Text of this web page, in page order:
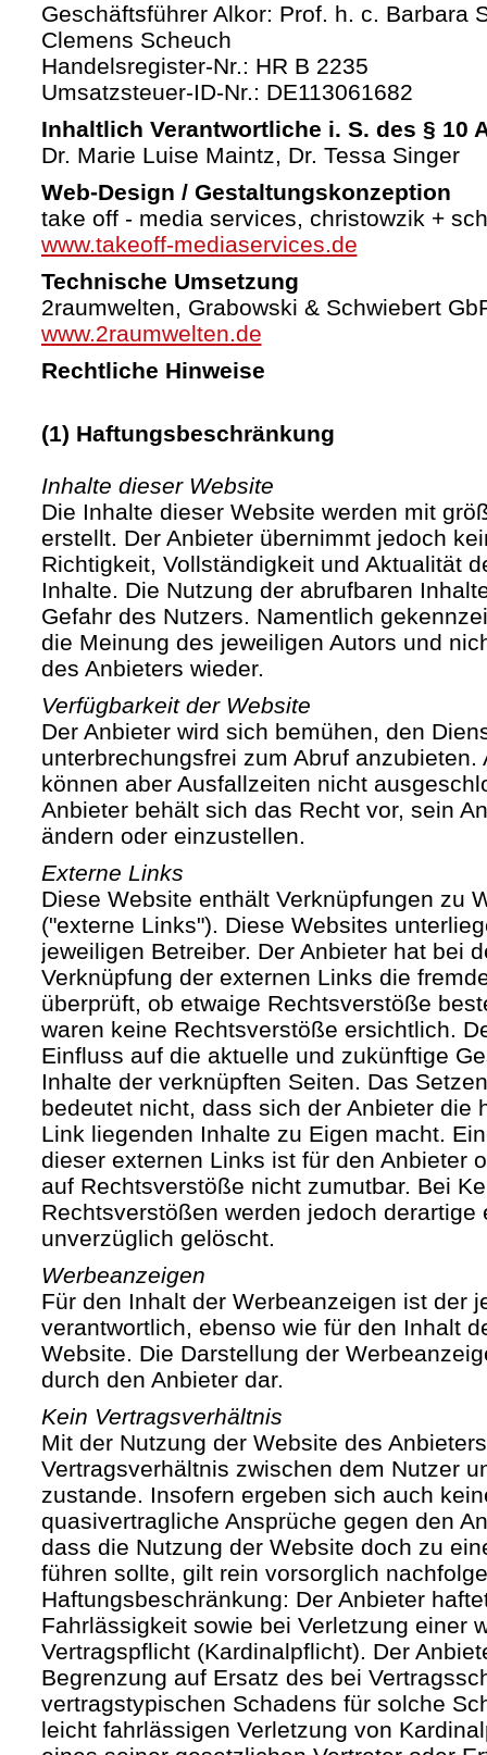
Geschäftsführer Alkor: Prof. h. c. Barbara
Clemens Scheuch
Handelsregister-Nr.: HR B 2235
Umsatzsteuer-ID-Nr.: DE113061682
Inhaltlich Verantwortliche i. S. des § 10
Dr. Marie Luise Maintz, Dr. Tessa Singer
Web-Design / Gestaltungskonzeption
take off - media services, christowzik +
www.takeoff-mediaservices.de
Technische Umsetzung
2raumwelten, Grabowski & Schwiebert
www.2raumwelten.de
Rechtliche Hinweise
(1) Haftungsbeschränkung
Inhalte dieser Website
Die Inhalte dieser Website werden mit
erstellt. Der Anbieter übernimmt jedoch
Richtigkeit, Vollständigkeit und Aktualität
Inhalte. Die Nutzung der abrufbaren
Gefahr des Nutzers. Namentlich
die Meinung des jeweiligen Autors und
des Anbieters wieder.
Verfügbarkeit der Website
Der Anbieter wird sich bemühen, den
unterbrechungsfrei zum Abruf anzubieten.
können aber Ausfallzeiten nicht
Anbieter behält sich das Recht vor, sein
ändern oder einzustellen.
Externe Links
Diese Website enthält Verknüpfungen zu
("externe Links"). Diese Websites
jeweiligen Betreiber. Der Anbieter hat bei
Verknüpfung der externen Links die
überprüft, ob etwaige Rechtsverstöße
waren keine Rechtsverstöße ersichtlich.
Einfluss auf die aktuelle und zukünftige
Inhalte der verknüpften Seiten. Das
bedeutet nicht, dass sich der Anbieter die
Link liegenden Inhalte zu Eigen macht.
dieser externen Links ist für den Anbieter
auf Rechtsverstöße nicht zumutbar. Bei
Rechtsverstößen werden jedoch derartige
unverzüglich gelöscht.
Werbeanzeigen
Für den Inhalt der Werbeanzeigen ist der
verantwortlich, ebenso wie für den Inhalt
Website. Die Darstellung der
durch den Anbieter dar.
Kein Vertragsverhältnis
Mit der Nutzung der Website des
Vertragsverhältnis zwischen dem Nutzer
zustande. Insofern ergeben sich auch
quasivertragliche Ansprüche gegen den
dass die Nutzung der Website doch zu
führen sollte, gilt rein vorsorglich
Haftungsbeschränkung: Der Anbieter
Fahrlässigkeit sowie bei Verletzung einer
Vertragspflicht (Kardinalpflicht). Der
Begrenzung auf Ersatz des bei
vertragstypischen Schadens für solche
leicht fahrlässigen Verletzung von